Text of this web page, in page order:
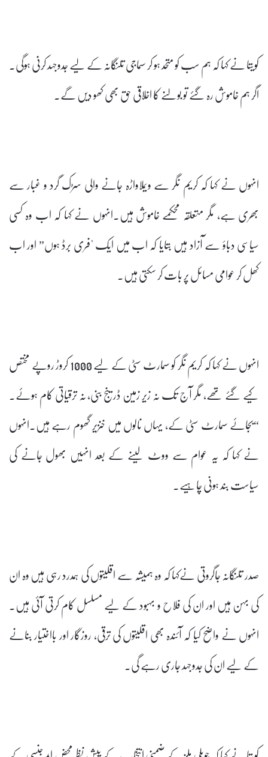
کویتا نے کہا کہ ہم سب کو متحد ہو کر سماجی تلنگانہ کے لیے جدوجہد کرنی ہوگی۔
اگر ہم خاموش رہ گئے تو بولنے کا اخلاقی حق بھی کھو دیں گے۔
انہوں نے کہا کہ کریم نگر سے ویملاواڑہ جانے والی سڑک گرد و غبار سے
بھری ہے، مگر متعلقہ محکمے خاموش ہیں۔انہوں نے کہا کہ اب وہ کسی
سیاسی دباؤ سے آزاد ہیں بتایا کہ اب میں ایک "فری برڈ ہوں” اور اب
کھل کر عوامی مسائل پر بات کر سکتی ہیں۔
انہوں نے کہا کہ کریم نگر کو سمارٹ سٹی کے لیے 1000 کروڑ روپے مختص
کیے گئے تھے، مگر آج تک نہ زیر زمین ڈرینج بنی، نہ ترقیاتی کام ہوئے۔
“بجائے سمارٹ سٹی کے، یہاں نالوں میں خنزیر گھوم رہے ہیں۔انہوں
نے کہا کہ یہ عوام سے ووٹ لینے کے بعد انہیں بھول جانے کی
سیاست بند ہونی چاہیے۔
صدر تلنگانہ جاگروتی نےکہا کہ وہ ہمیشہ سے اقلیتوں کی ہمدرد رہی ہیں وہ ان
کی بہن ہیں اور ان کی فلاح و بہبود کے لیے مسلسل کام کرتی آئی ہیں۔
انہوں نے واضح کیا کہ آئندہ بھی اقلیتوں کی ترقی، روزگار اور بااختیار بنانے
کے لیے ان کی جدوجہد جاری رہے گی۔